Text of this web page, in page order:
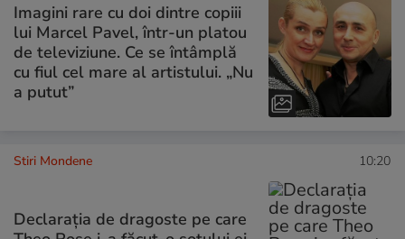
Imagini rare cu doi dintre copiii
lui Marcel Pavel, într-un platou
de televiziune. Ce se întâmplă
cu fiul cel mare al artistului. „Nu
a putut”
Stiri Mondene 10:20
Declarația de dragoste pe care